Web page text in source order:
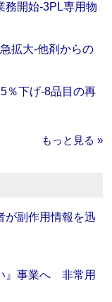
務開始‐3PL専用物
拡大‐他剤からの
％下げ‐8品目の再
もっと見る »
が副作用情報を迅
』事業へ 非常用